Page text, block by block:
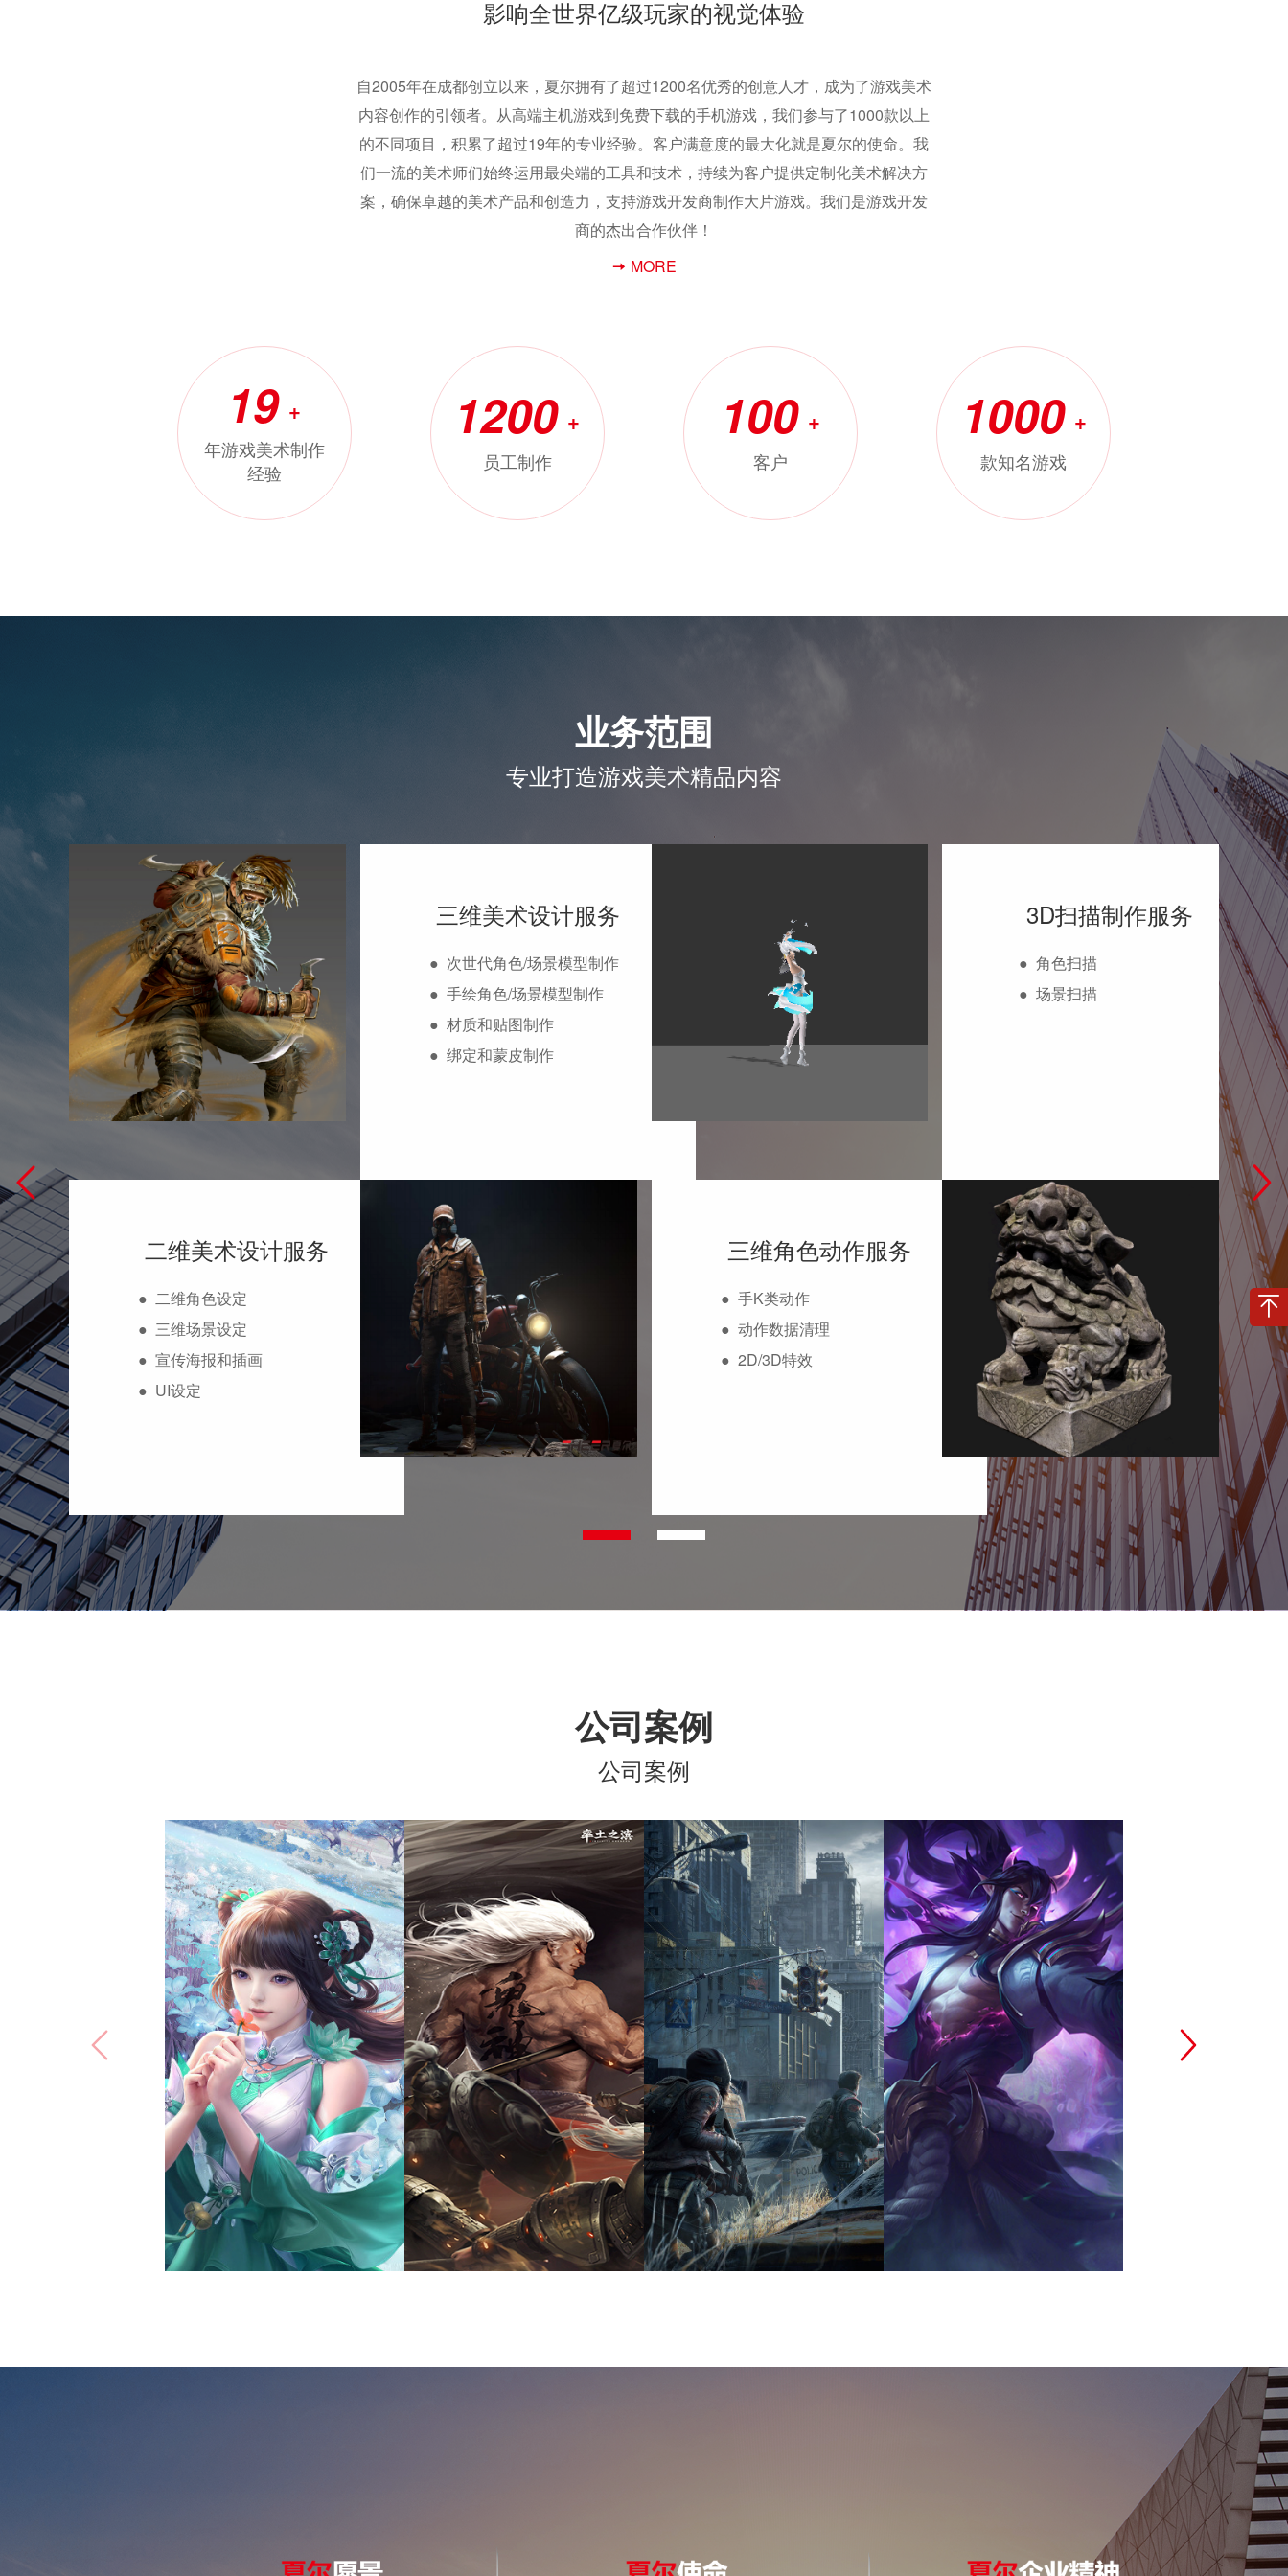
影响全世界亿级玩家的视觉体验
自2005年在成都创立以来，夏尔拥有了超过1200名优秀的创意人才，成为了游戏美术
内容创作的引领者。从高端主机游戏到免费下载的手机游戏，我们参与了1000款以上
的不同项目，积累了超过19年的专业经验。客户满意度的最大化就是夏尔的使命。我
们一流的美术师们始终运用最尖端的工具和技术，持续为客户提供定制化美术解决方
案，确保卓越的美术产品和创造力，支持游戏开发商制作大片游戏。我们是游戏开发
商的杰出合作伙伴！
MORE
19 +
年游戏美术制作
经验
1200 +
员工制作
100 +
客户
1000 +
款知名游戏
业务范围
专业打造游戏美术精品内容
二维美术设计服务
● 二维角色设定
● 三维场景设定
● 宣传海报和插画
● UI设定
三维美术设计服务
● 次世代角色/场景模型制作
● 手绘角色/场景模型制作
● 材质和贴图制作
● 绑定和蒙皮制作
三维角色动作服务
●
手K类动作
● 动作数据清理
● 2D/3D特效
3D扫描制作服务
● 角色扫描
●场景扫描
公司案例
公司案例
梦幻新诛仙
完美世界(北京)网络技术有
限公司
率土之滨
网易（杭州）科技有限公司
明日之后
网易（杭州）科技有限公司
英雄联盟
拳头游戏